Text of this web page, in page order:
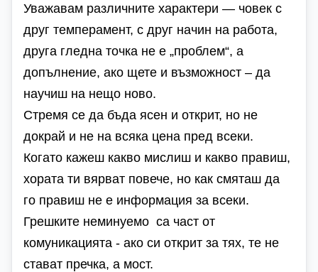
Уважавам различните характери — човек с
друг темперамент, с друг начин на работа,
друга гледна точка не е „проблем“, а
допълнение, ако щете и възможност – да
научиш на нещо ново.
Стремя се да бъда ясен и открит, но не
докрай и не на всяка цена пред всеки.
Когато кажеш какво мислиш и какво правиш,
хората ти вярват повече, но как смяташ да
го правиш не е информация за всеки.
Грешките неминуемо са част от
комуникацията - ако си открит за тях, те не
стават пречка, а мост.